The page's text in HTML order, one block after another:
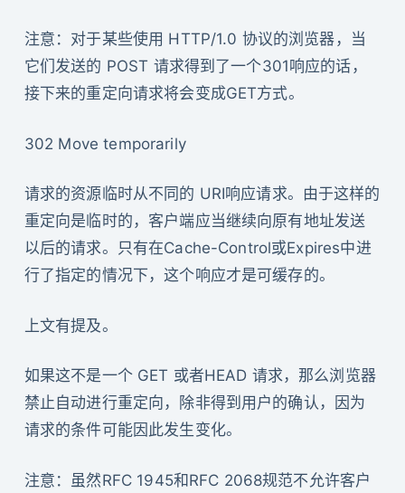
注意：对于某些使用 HTTP/1.0 协议的浏览器，当
它们发送的 POST 请求得到了一个301响应的话，
接下来的重定向请求将会变成GET方式。
302 Move temporarily
请求的资源临时从不同的 URI响应请求。由于这样的
重定向是临时的，客户端应当继续向原有地址发送
以后的请求。只有在Cache-Control或Expires中进
行了指定的情况下，这个响应才是可缓存的。
上文有提及。
如果这不是一个 GET 或者HEAD 请求，那么浏览器
禁止自动进行重定向，除非得到用户的确认，因为
请求的条件可能因此发生变化。
注意：虽然RFC 1945和RFC 2068规范不允许客户